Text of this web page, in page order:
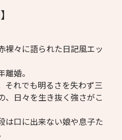
裸々に語られた日記風エッ
婚。
それでも明るさを失わず三
、日々を生き抜く強さがこ
は口に出来ない娘や息子た